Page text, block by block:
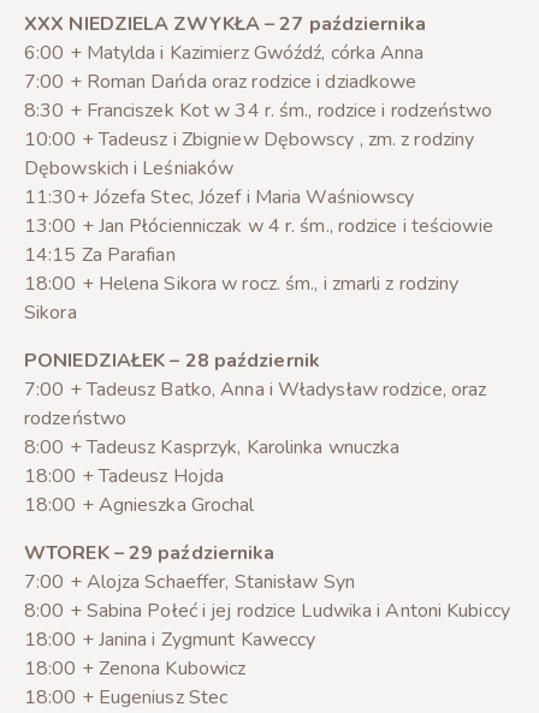
XXX NIEDZIELA ZWYKŁA – 27 października
6:00 + Matylda i Kazimierz Gwóźdź, córka Anna
7:00 + Roman Dańda oraz rodzice i dziadkowe
8:30 + Franciszek Kot w 34 r. śm., rodzice i rodzeństwo
10:00 + Tadeusz i Zbigniew Dębowscy , zm. z rodziny
Dębowskich i Leśniaków
11:30+ Józefa Stec, Józef i Maria Waśniowscy
13:00 + Jan Płócienniczak w 4 r. śm., rodzice i teściowie
14:15 Za Parafian
18:00 + Helena Sikora w rocz. śm., i zmarli z rodziny
Sikora
PONIEDZIAŁEK – 28 październik
7:00 + Tadeusz Batko, Anna i Władysław rodzice, oraz
rodzeństwo
8:00 + Tadeusz Kasprzyk, Karolinka wnuczka
18:00 + Tadeusz Hojda
18:00 + Agnieszka Grochal
WTOREK – 29 października
7:00 + Alojza Schaeffer, Stanisław Syn
8:00 + Sabina Połeć i jej rodzice Ludwika i Antoni Kubiccy
18:00 + Janina i Zygmunt Kaweccy
18:00 + Zenona Kubowicz
18:00 + Eugeniusz Stec